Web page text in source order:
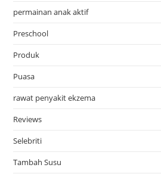
permainan anak aktif
Preschool
Produk
Puasa
rawat penyakit ekzema
Reviews
Selebriti
Tambah Susu